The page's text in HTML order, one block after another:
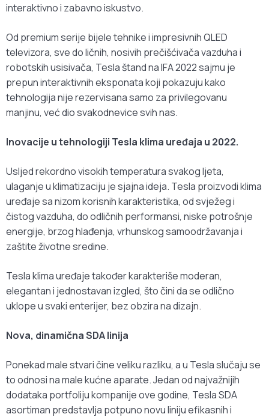
interaktivno i zabavno iskustvo.
Od premium serije bijele tehnike i impresivnih QLED
televizora, sve do ličnih, nosivih prečišćivača vazduha i
robotskih usisivača, Tesla štand na IFA 2022 sajmu je
prepun interaktivnih eksponata koji pokazuju kako
tehnologija nije rezervisana samo za privilegovanu
manjinu, već dio svakodnevice svih nas.
Inovacije u tehnologiji Tesla klima uređaja u 2022.
Usljed rekordno visokih temperatura svakog ljeta,
ulaganje u klimatizaciju je sjajna ideja. Tesla proizvodi klima
uređaje sa nizom korisnih karakteristika, od svježeg i
čistog vazduha, do odličnih performansi, niske potrošnje
energije, brzog hlađenja, vrhunskog samoodržavanja i
zaštite životne sredine.
Tesla klima uređaje također karakteriše moderan,
elegantan i jednostavan izgled, što čini da se odlično
uklope u svaki enterijer, bez obzira na dizajn.
Nova, dinamična SDA linija
Ponekad male stvari čine veliku razliku, a u Tesla slučaju se
to odnosi na male kućne aparate. Jedan od najvažnijih
dodataka portfoliju kompanije ove godine, Tesla SDA
asortiman predstavlja potpuno novu liniju efikasnih i